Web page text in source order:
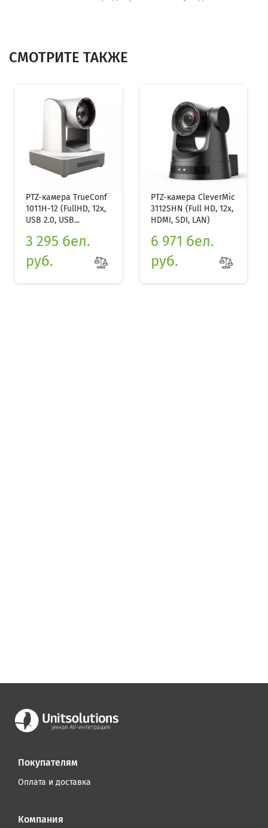
СМОТРИТЕ ТАКЖЕ
PTZ-камера TrueConf
1011H-12 (FullHD, 12x,
USB 2.0, USB...
3 295 бел.
руб.
PTZ-камера CleverMic
3112SHN (Full HD, 12x,
HDMI, SDI, LAN)
6 971 бел.
руб.
Покупателям
Оплата и доставка
Компания